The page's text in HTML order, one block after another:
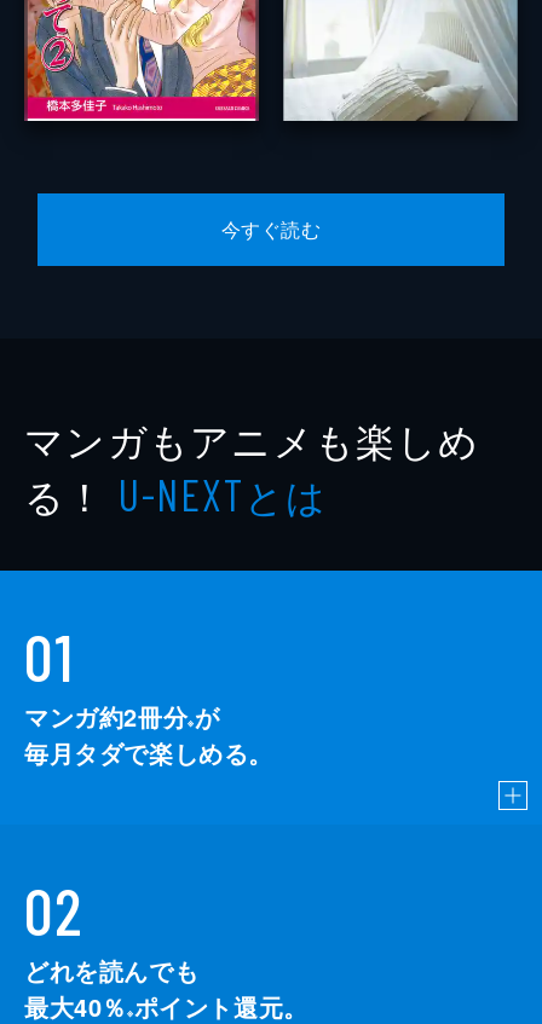
今すぐ読む
マンガもアニメも楽しめ
る！ U-NEXTとは
01
マンガ約2冊分※が
毎月タダで楽しめる。
02
どれを読んでも
最大40％ ※ポイント還元。